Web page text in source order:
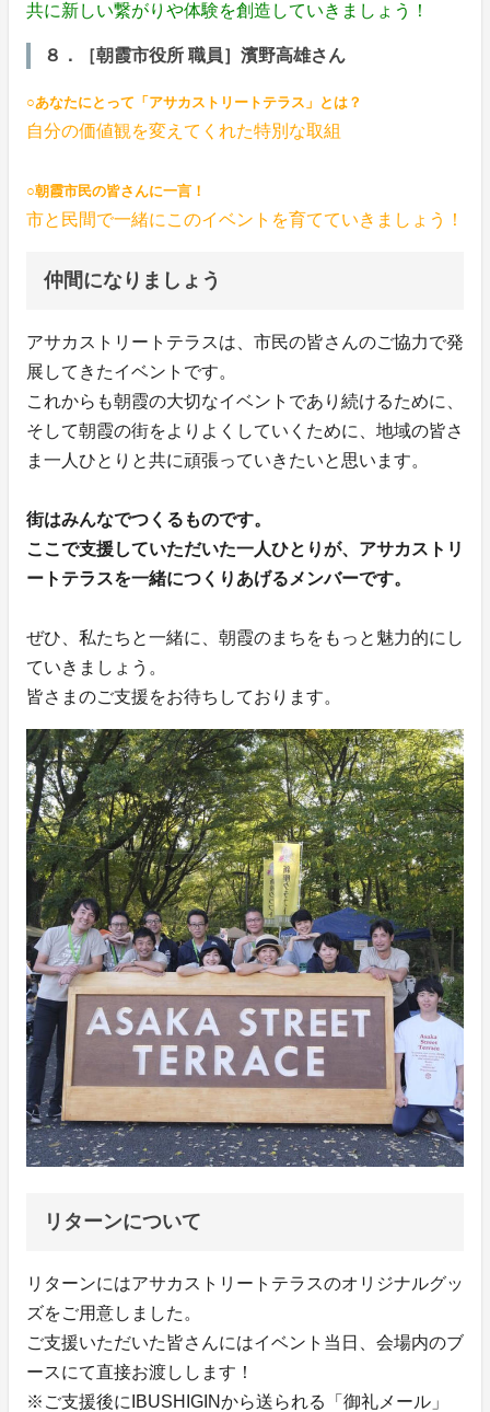
共に新しい繋がりや体験を創造していきましょう！
８．［朝霞市役所 職員］濱野高雄さん
○あなたにとって「アサカストリートテラス」とは？
自分の価値観を変えてくれた特別な取組
○朝霞市民の皆さんに一言！
市と民間で一緒にこのイベントを育てていきましょう！
仲間になりましょう
アサカストリートテラスは、市民の皆さんのご協力で発
展してきたイベントです。
これからも朝霞の大切なイベントであり続けるために、
そして朝霞の街をよりよくしていくために、地域の皆さ
ま一人ひとりと共に頑張っていきたいと思います。
街はみんなでつくるものです。
ここで支援していただいた一人ひとりが、アサカストリ
ートテラスを一緒につくりあげるメンバーです。
ぜひ、私たちと一緒に、朝霞のまちをもっと魅力的にし
ていきましょう。
皆さまのご支援をお待ちしております。
リターンについて
リターンにはアサカストリートテラスのオリジナルグッ
ズをご用意しました。
ご支援いただいた皆さんにはイベント当日、会場内のブ
ースにて直接お渡しします！
※ご支援後にIBUSHIGINから送られる「御礼メール」